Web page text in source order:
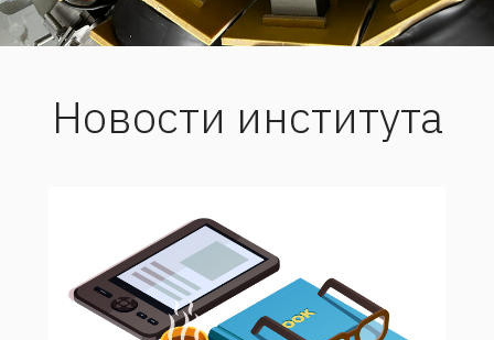
Новости института